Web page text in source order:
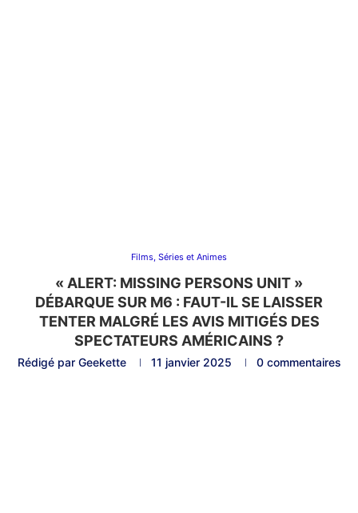
Films, Séries et Animes
« ALERT: MISSING PERSONS UNIT »
DÉBARQUE SUR M6 : FAUT-IL SE LAISSER
TENTER MALGRÉ LES AVIS MITIGÉS DES
SPECTATEURS AMÉRICAINS ?
Rédigé par Geekette 11 janvier 2025 0 commentaires